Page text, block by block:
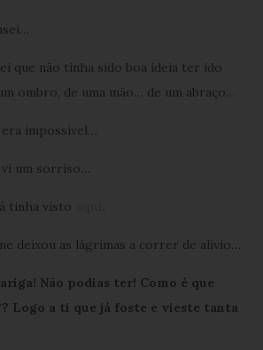
que não tinha sido boa ideia ter ido
ombro, de uma mão… de um abraço…
impossível…
um sorriso…
tinha visto .
deixou as lágrimas a correr de alívio…
Não podias ter! Como é que
Logo a ti que já foste e vieste tanta